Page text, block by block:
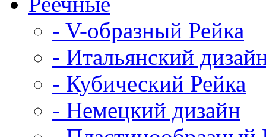
- V-образный Рейка
- Итальянский
- Кубический Рейка
- Немецкий дизайн